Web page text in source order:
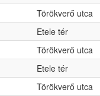
Törökverő utca
Etele tér
Törökverő utca
Etele tér
Törökverő utca